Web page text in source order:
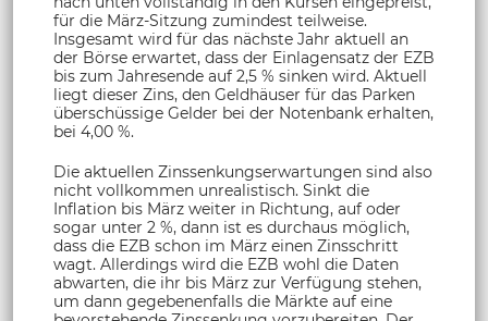
für die März-Sitzung zumindest teilweise.
Insgesamt wird für das nächste Jahr aktuell an
der Börse erwartet, dass der Einlagensatz der EZB
bis zum Jahresende auf 2,5 % sinken wird. Aktuell
liegt dieser Zins, den Geldhäuser für das Parken
überschüssige Gelder bei der Notenbank erhalten,
bei 4,00 %.
Die aktuellen Zinssenkungserwartungen sind also
nicht vollkommen unrealistisch. Sinkt die
Inflation bis März weiter in Richtung, auf oder
sogar unter 2 %, dann ist es durchaus möglich,
dass die EZB schon im März einen Zinsschritt
wagt. Allerdings wird die EZB wohl die Daten
abwarten, die ihr bis März zur Verfügung stehen,
um dann gegebenenfalls die Märkte auf eine